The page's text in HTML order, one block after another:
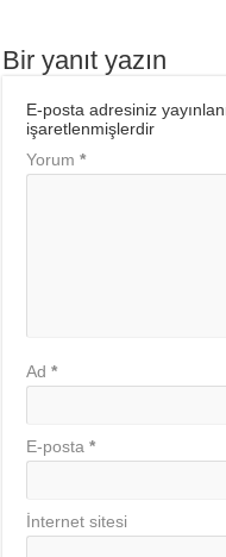
Bir yanıt yazın
E-posta adresiniz
işaretlenmişlerdir
Yorum*
Ad*
E-posta*
İnternet sitesi